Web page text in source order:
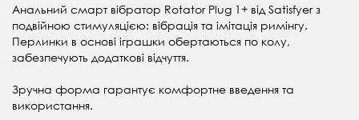
Анальний смарт вібратор Rotator Plug 1+ від Satisfyer з
подвійною стимуляцією: вібрація та імітація римінгу.
Перлинки в основі іграшки обертаються по колу,
забезпечують додаткові відчуття.
Зручна форма гарантує комфортне введення та
використання.